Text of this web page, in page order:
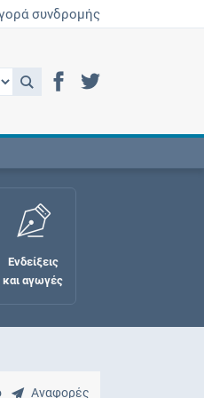
συνδρομής
Ενδείξεις
και αγωγές
Αναφορές